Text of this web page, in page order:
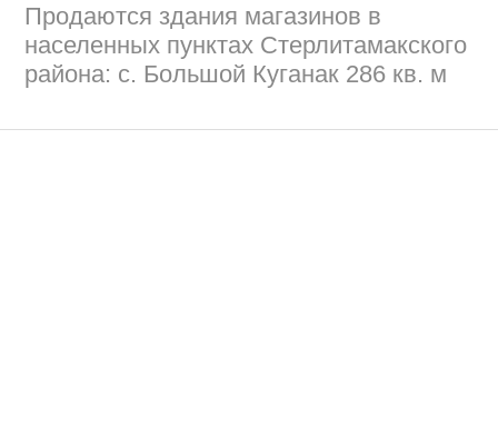
Продаются здания магазинов в
населенных пунктах Стерлитамакского
района: с. Большой Куганак 286 кв. м